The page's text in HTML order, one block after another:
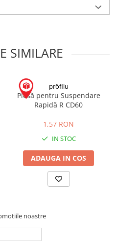
SIMILARE
pröfilu
Piesă pentru Suspendare
Rapidă R CD60
1,57 RON
IN STOC
ADAUGA IN COS
noastre